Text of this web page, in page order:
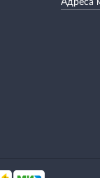
Адреса